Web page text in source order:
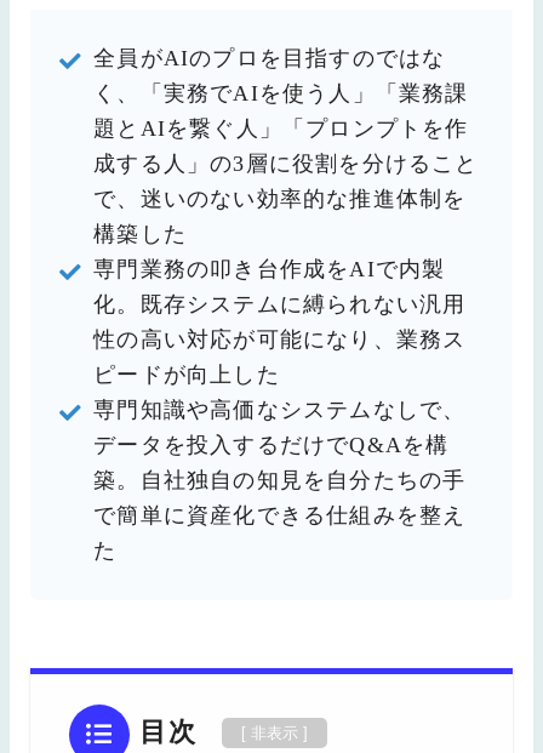
全員がAIのプロを目指すのではな
く、「実務でAIを使う人」「業務課
題とAIを繋ぐ人」「プロンプトを作
成する人」の3層に役割を分けること
で、迷いのない効率的な推進体制を
構築した
専門業務の叩き台作成をAIで内製
化。既存システムに縛られない汎用
性の高い対応が可能になり、業務ス
ピードが向上した
専門知識や高価なシステムなしで、
データを投入するだけでQ&Aを構
築。自社独自の知見を自分たちの手
で簡単に資産化できる仕組みを整え
た
目次